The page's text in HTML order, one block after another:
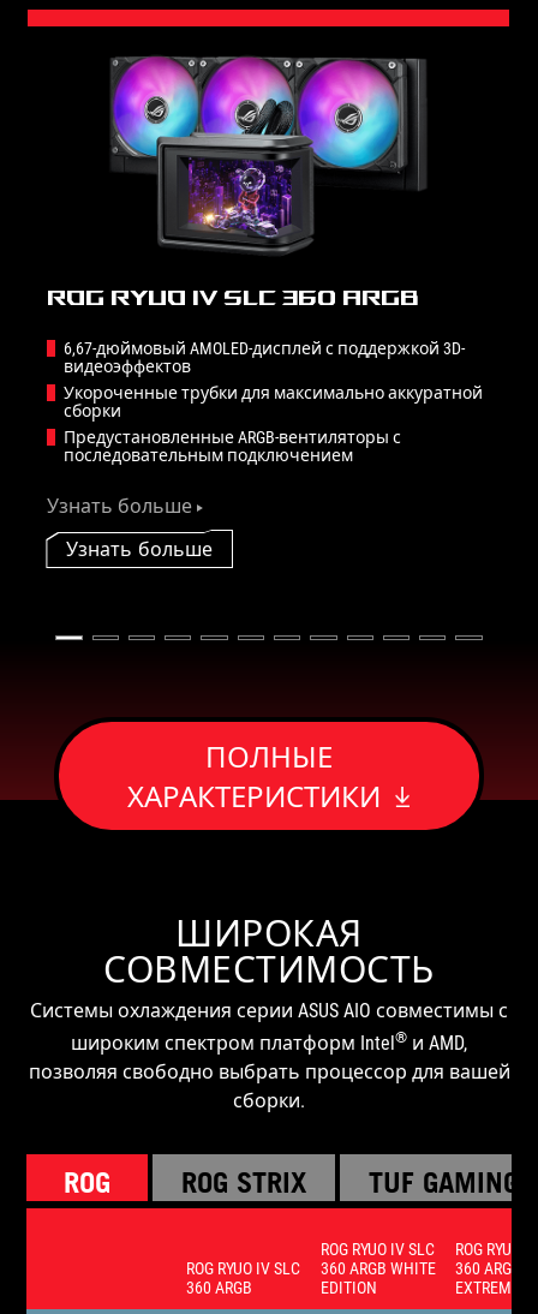
ROG Ryuo IV SLC 360 ARGB
6,67-дюймовый AMOLED-дисплей с поддержкой 3D-
видеоэффектов
Укороченные трубки для максимально аккуратной
сборки
Предустановленные ARGB-вентиляторы с
последовательным подключением
Узнать больше
Узнать больше
ПОЛНЫЕ
ХАРАКТЕРИСТИКИ
ШИРОКАЯ
СОВМЕСТИМОСТЬ
Системы охлаждения серии ASUS AIO совместимы с
широким спектром платформ Intel® и AMD,
позволяя свободно выбрать процессор для вашей
сборки.
ROG ROG STRIX TUF GAMING
ROG RYUO IV SLC
360 ARGB
ROG RYUO IV SLC
360 ARGB WHITE
EDITION
ROG
360 ARGB
EXTREME